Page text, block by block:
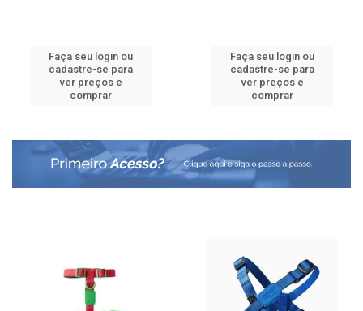
Faça seu login ou
cadastre-se para
ver preços e
comprar
Faça seu login ou
cadastre-se para
ver preços e
comprar